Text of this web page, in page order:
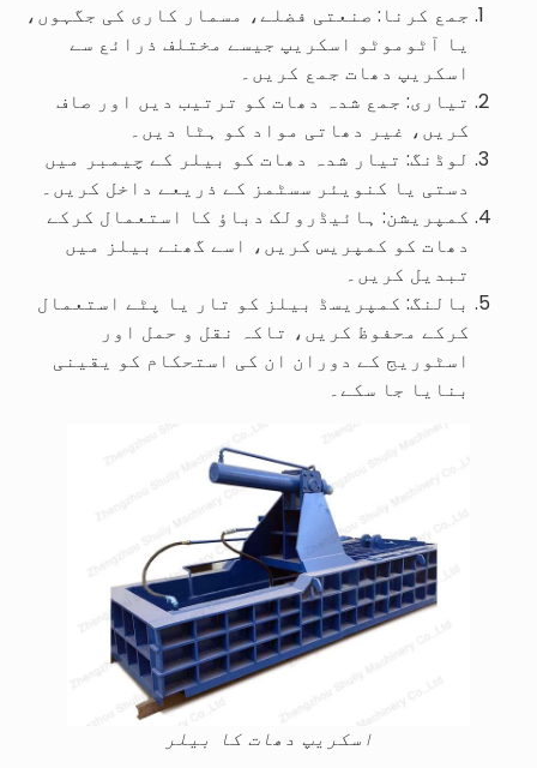
جمع کرنا: صنعتی فضلے، مسمار کاری کی جگہوں،
یا آٹوموٹو اسکریپ جیسے مختلف ذرائع سے
اسکریپ دھات جمع کریں۔
تیاری: جمع شدہ دھات کو ترتیب دیں اور صاف
کریں، غیر دھاتی مواد کو ہٹا دیں۔
لوڈنگ: تیار شدہ دھات کو بیلر کے چیمبر میں
دستی یا کنویئر سسٹمز کے ذریعے داخل کریں۔
کمپریشن: ہائیڈرولک دباؤ کا استعمال کرکے
دھات کو کمپریس کریں، اسے گھنے بیلز میں
تبدیل کریں۔
بالنگ: کمپریسڈ بیلز کو تار یا پٹے استعمال
کرکے محفوظ کریں، تاکہ نقل و حمل اور
اسٹوریج کے دوران ان کی استحکام کو یقینی
بنایا جا سکے۔
اسکریپ دھات کا بیلر